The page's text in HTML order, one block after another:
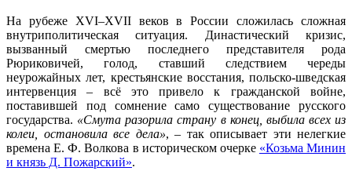
На рубеже XVI–XVII веков в России сложилась сложная
внутриполитическая ситуация. Династический кризис,
вызванный смертью последнего представителя рода
Рюриковичей, голод, ставший следствием череды
неурожайных лет, крестьянские восстания, польско-шведская
интервенция – всё это привело к гражданской войне,
поставившей под сомнение само существование русского
государства. «Смута разорила страну в конец, выбила всех из
колеи, остановила все дела», – так описывает эти нелегкие
времена Е. Ф. Волкова в историческом очерке «Козьма Минин
и князь Д. Пожарский».